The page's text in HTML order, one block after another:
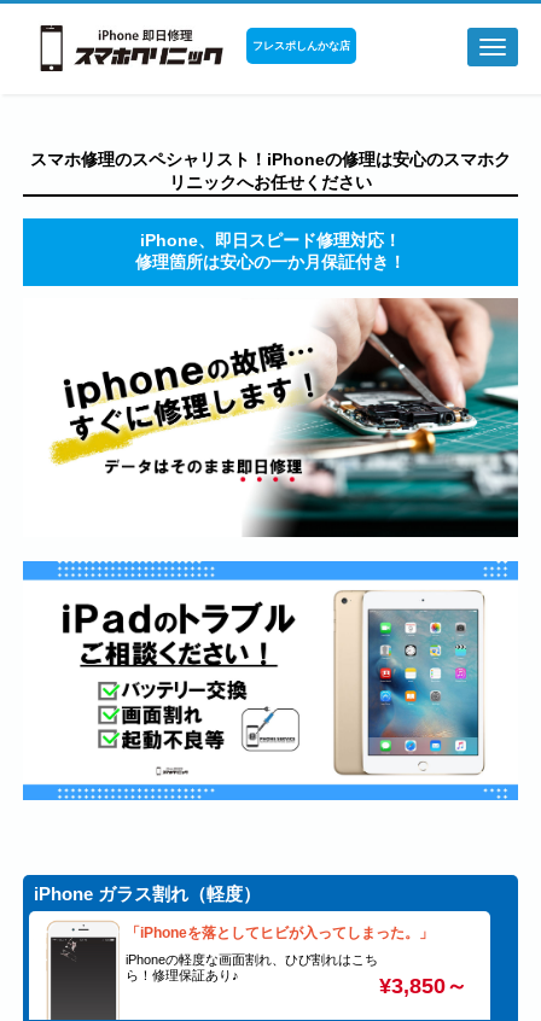
Toggle
フレスポしんかな店
スマホ修理のスペシャリスト！iPhoneの修理は安心のスマホク
リニックへお任せください
iPhone、即日スピード修理対応！
修理箇所は安心の一か月保証付き！
iPhone ガラス割れ（軽度）
「iPhoneを落としてヒビが入ってしまった。」
iPhoneの軽度な画面割れ、ひび割れはこち
ら！修理保証あり♪
¥3,850～